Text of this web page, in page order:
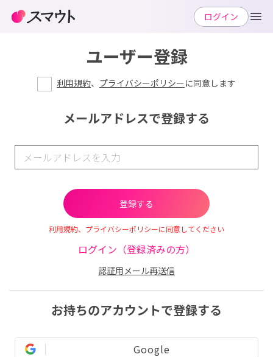
ユーザー登録
利用規約、 プライバシーポリシーに同意します
メールアドレスで登録する
利用規約、プライバシーポリシーに同意してください
ログイン（登録済みの方）
認証用メール再送信
お持ちのアカウントで登録する
Google
ログイン